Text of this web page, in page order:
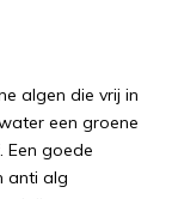
algen die vrij in
een groene
Een goede
anti alg